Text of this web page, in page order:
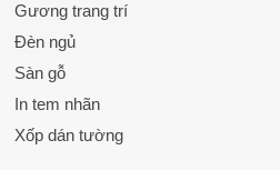
Gương trang trí
Đèn ngủ
Sàn gỗ
In tem nhãn
Xốp dán tường